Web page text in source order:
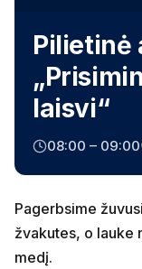
Pilietinė
laisvi“
08:00 – 09:00
Pagerbsime
žvakutes, o lauke
medį.